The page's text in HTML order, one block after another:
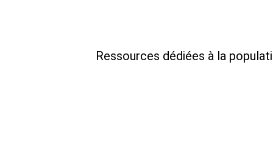
Ressources dédiées à la